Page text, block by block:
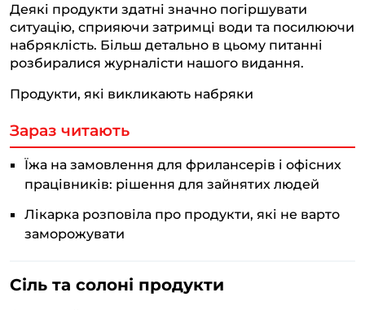
m
k
p
k
Деякі продукти здатні значно погіршувати
ситуацію, сприяючи затримці води та посилюючи
набряклість. Більш детально в цьому питанні
розбиралися журналісти нашого видання.
Продукти, які викликають набряки
Зараз читають
Їжа на замовлення для фрилансерів і офісних
працівників: рішення для зайнятих людей
Лікарка розповіла про продукти, які не варто
заморожувати
Сіль та солоні продукти